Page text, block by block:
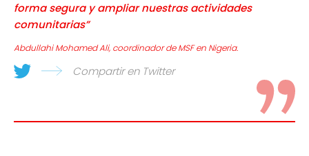
forma segura y ampliar nuestras actividades
comunitarias”
Abdullahi Mohamed Ali, coordinador de MSF en Nigeria.
Compartir en Twitter